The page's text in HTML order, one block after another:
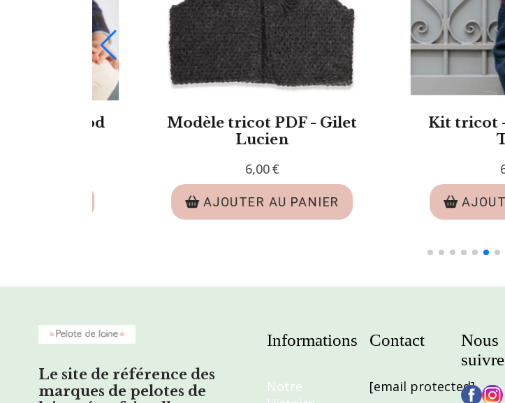
tricot - Pull Jacquard
Modèle tricot PDF - Pull Lucas
AJOUTER AU PANIER
Le site de référence des
marques de pelotes de
Informations
Notre
Contact
[email protected]
Nous
suivre